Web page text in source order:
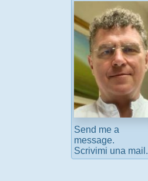
Ready-to-use
activities for your
class
Send me a
message.
Scrivimi una mail.